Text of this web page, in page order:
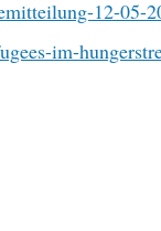
12-
im-